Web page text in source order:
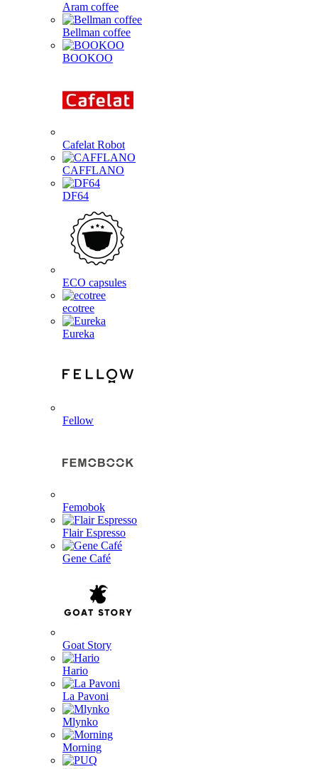
Aram coffee
Bellman coffee
BOOKOO
Cafelat Robot
CAFFLANO
DF64
ECO capsules
ecotree
Eureka
Fellow
Femobok
Flair Espresso
Gene Café
Goat Story
Hario
La Pavoni
Mlynko
Morning